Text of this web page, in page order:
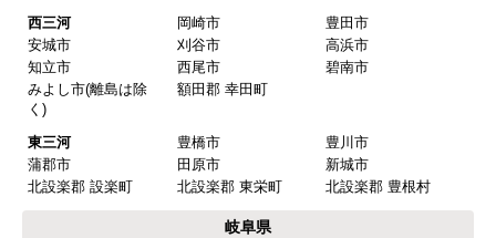
【注文商品】換気扇・レンジフー
【このショップを選んだ理由は？】
西三河
岡崎市
豊田市
安城市
刈谷市
高浜市
知立市
西尾市
碧南市
みよし市(離島は除
く)
額田郡 幸田町
東三河 豊橋市
豊川市
蒲郡市
田原市
新城市
北設楽郡 設楽町
北設楽郡 東栄町 北設楽郡 豊根村
岐阜県